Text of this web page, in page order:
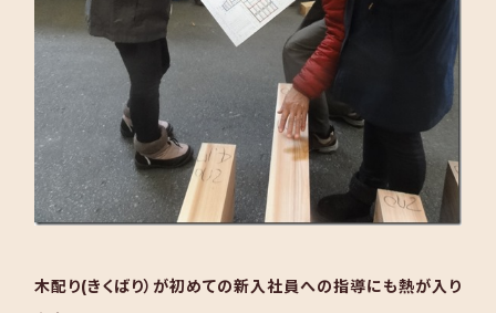
木配り(きくばり）が初めての新入社員への指導にも熱が入り